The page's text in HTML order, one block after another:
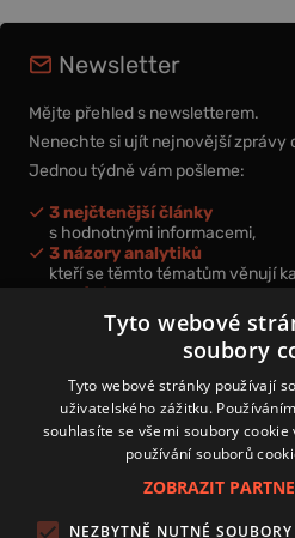
Newsletter
Mějte přehled s newsletterem.
Nenechte si ujít nejnovější zprávy
Jednou týdně vám pošleme:
3 nejčtenější články
s hodnotnými informacemi,
3 názory analytiků
kteří se těmto tématům věnují
nová videa a podcasty
k prohloubení vašich znalostí.
Přihlášením k newsletteru vyjadřujete
zpracování osobních údajů.
Zásady používání souborů cookies
Tyto webové
soubory
Tyto webové stránky používají
uživatelského zážitku.
souhlasíte se všemi soubory
používání souborů
ZOBRAZIT
NEZBYTNĚ NUTNÉ SOUBORY